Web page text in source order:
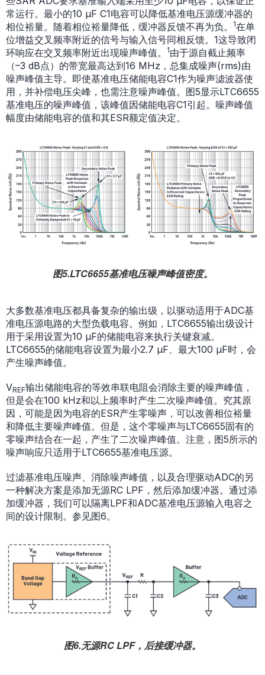
常运行。最小的10 µF C1电容可以降低基准电压源缓冲器的
相位裕量。随着相位裕量降低，缓冲器反馈不再为负。
1在单
位增益交叉频率附近的信号与输入信号同相反馈。1这导致闭
环响应在交叉频率附近出现噪声峰值。
1由于源自截止频率
（–3 dB点）的带宽最高达到16 MHz，总集成噪声(rms)由
噪声峰值主导。即使基准电压储能电容C1作为噪声滤波器使
用，并补偿电压尖峰，也需注意噪声峰值。图5显示LTC6655
基准电压的噪声峰值，该峰值因储能电容C1引起。噪声峰值
幅度由储能电容的值和其ESR额定值决定。
图5.LTC6655基准电压噪声峰值密度。
大多数基准电压都具备复杂的输出级，以驱动适用于ADC基
准电压源电路的大型负载电容。例如，LTC6655输出级设计
用于采用设置为10 µF的储能电容来执行关键衰减。
LTC6655的储能电容设置为最小2.7 µF、最大100 µF时，会
产生噪声峰值。
VREF输出储能电容的等效串联电阻会消除主要的噪声峰值，
但是会在100 kHz和以上频率时产生二次噪声峰值。究其原
因，可能是因为电容的ESR产生零噪声，可以改善相位裕量
和降低主要噪声峰值。但是，这个零噪声与LTC6655固有的
零噪声结合在一起，产生了二次噪声峰值。注意，图5所示的
噪声响应只适用于LTC6655基准电压源。
过滤基准电压噪声、消除噪声峰值，以及合理驱动ADC的另
一种解决方案是添加无源RC LPF，然后添加缓冲器。通过添
加缓冲器，我们可以隔离LPF和ADC基准电压源输入电容之
间的设计限制。参见图6。
图6.无源RC LPF，后接缓冲器。